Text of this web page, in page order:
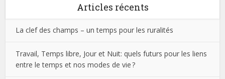
Articles récents
La clef des champs – un temps pour les ruralités
Travail, Temps libre, Jour et Nuit: quels futurs pour les liens
entre le temps et nos modes de vie ?